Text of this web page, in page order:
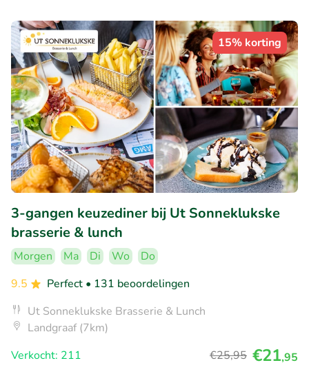
15% korting
3-gangen keuzediner bij Ut Sonneklukske
brasserie & lunch
Morgen Ma Di Wo
Do
9.5
Perfect • 131 beoordelingen
Ut Sonneklukske Brasserie & Lunch
Landgraaf (7km)
Verkocht: 211
€25,95 €21,95